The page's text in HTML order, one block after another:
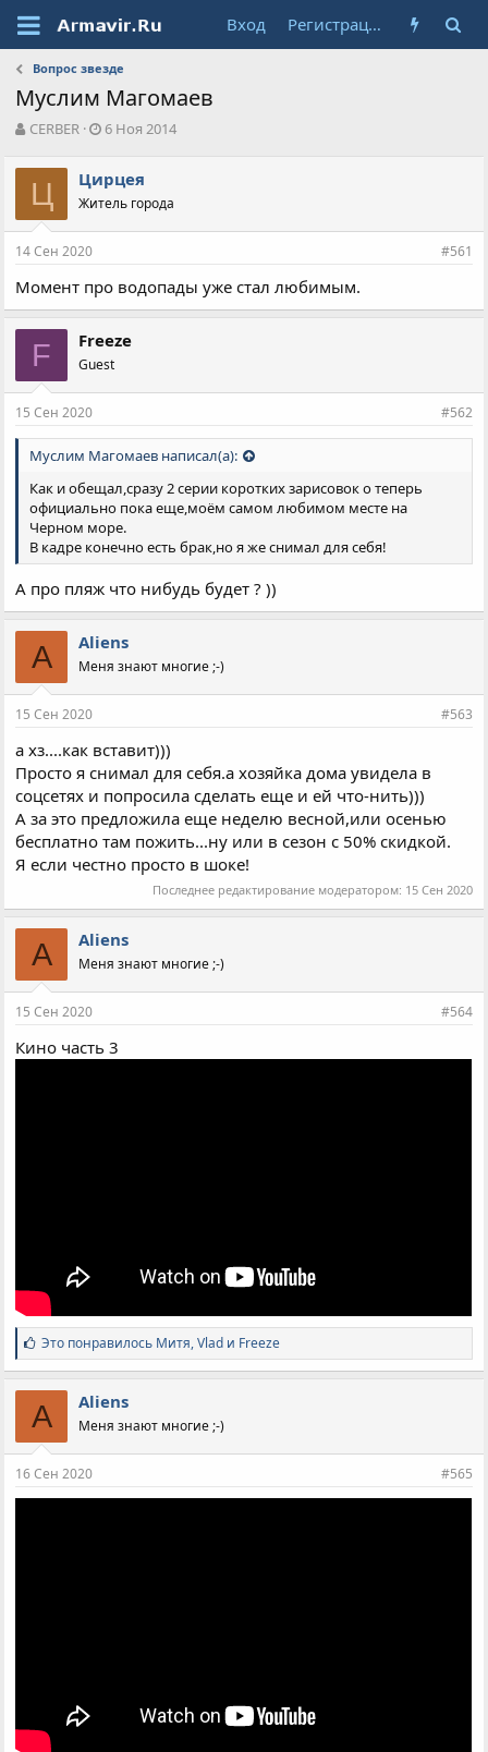
Вход Регистрация
Вопрос звезде
Муслим Магомаев
А
т
о
р
т
е
ы
CERBER
Д
а
н
л
6 Ноя 2014
Ц Цирцея
Житель города
14 Сен 2020 #561
Момент про водопады уже стал любимым.
F Freeze
Guest
15 Сен 2020 #562
Муслим Магомаев написал(а):
Как и обещал,сразу 2 серии коротких зарисовок о теперь
официально пока еще,моём самом любимом месте на
Черном море.
В кадре конечно есть брак,но я же снимал для себя!
А про пляж что нибудь будет ? ))
A Aliens
Меня знают многие ;-)
15 Сен 2020 #563
а хз....как вставит)))
Просто я снимал для себя.а хозяйка дома увидела в
соцсетях и попросила сделать еще и ей что-нить)))
А за это предложила еще неделю весной,или осенью
бесплатно там пожить...ну или в сезон с 50% скидкой.
Я если честно просто в шоке!
Последнее редактирование модератором: 15 Сен 2020
A Aliens
Меня знают многие ;-)
15 Сен 2020 #564
Кино часть 3
С
и
м
п
а
т
и
:
Это понравилось Митя,Vlad и Freeze
A Aliens
Меня знают многие ;-)
16 Сен 2020 #565